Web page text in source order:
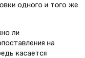
одного и того же
ли
на
касается